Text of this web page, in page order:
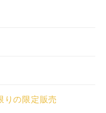
りの限定販売